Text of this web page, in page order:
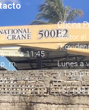
m. a 11:45
m.
2
Oficina
Sector el
Lunes a
y 1:00
+57 608